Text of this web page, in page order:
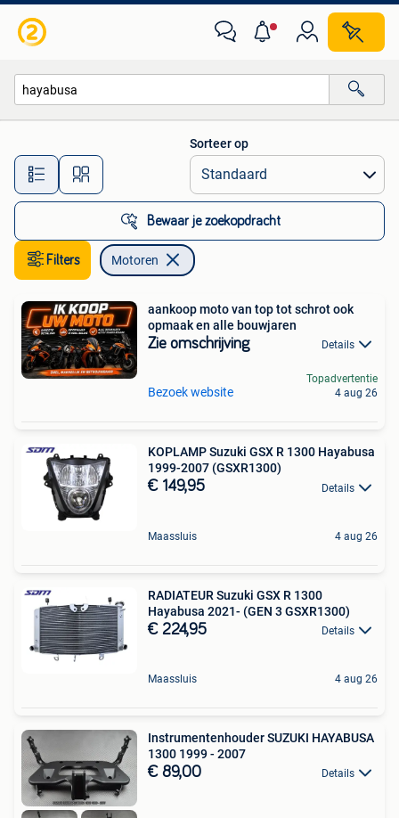
Alle afstanden…
Sorteer op
Bewaar je zoekopdracht
Filters Motoren
aankoop moto van top tot schrot ook
opmaak en alle bouwjaren
Zie omschrijving Details
Bezoek website
Topadvertentie
4 aug 26
KOPLAMP Suzuki GSX R 1300 Hayabusa
1999-2007 (GSXR1300)
€ 149,95 Details
Maassluis 4 aug 26
RADIATEUR Suzuki GSX R 1300
Hayabusa 2021- (GEN 3 GSXR1300)
€ 224,95 Details
Maassluis 4 aug 26
Instrumentenhouder SUZUKI HAYABUSA
1300 1999 - 2007
€ 89,00 Details